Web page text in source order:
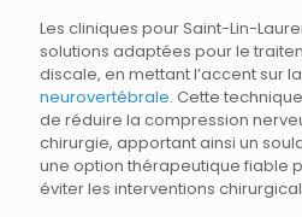
Les cliniques pour Saint-Lin-
solutions adaptées pour le
discale, en mettant l’accent sur la
neurovertébrale. Cette
de réduire la compression
chirurgie, apportant ainsi un
une option thérapeutique fiable
éviter les interventions